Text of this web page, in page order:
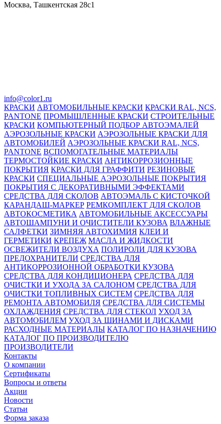
Москва, Ташкентская 28с1
info@color1.ru
КРАСКИ АВТОМОБИЛЬНЫЕ КРАСКИ КРАСКИ RAL, NCS,
PANTONE ПРОМЫШЛЕННЫЕ КРАСКИ СТРОИТЕЛЬНЫЕ
КРАСКИ КОМПЬЮТЕРНЫЙ ПОДБОР АВТОЭМАЛЕЙ
АЭРОЗОЛЬНЫЕ КРАСКИ АЭРОЗОЛЬНЫЕ КРАСКИ ДЛЯ
АВТОМОБИЛЕЙ АЭРОЗОЛЬНЫЕ КРАСКИ RAL, NCS,
PANTONE ВСПОМОГАТЕЛЬНЫЕ МАТЕРИАЛЫ
ТЕРМОСТОЙКИЕ КРАСКИ АНТИКОРРОЗИОННЫЕ
ПОКРЫТИЯ КРАСКИ ДЛЯ ГРАФФИТИ РЕЗИНОВЫЕ
КРАСКИ СПЕЦИАЛЬНЫЕ АЭРОЗОЛЬНЫЕ ПОКРЫТИЯ
ПОКРЫТИЯ С ДЕКОРАТИВНЫМИ ЭФФЕКТАМИ
СРЕДСТВА ДЛЯ СКОЛОВ АВТОЭМАЛЬ С КИСТОЧКОЙ
КАРАНДАШ-МАРКЕР РЕМКОМПЛЕКТ ДЛЯ СКОЛОВ
АВТОКОСМЕТИКА АВТОМОБИЛЬНЫЕ АКСЕССУАРЫ
АВТОШАМПУНИ И ОЧИСТИТЕЛИ КУЗОВА ВЛАЖНЫЕ
САЛФЕТКИ ЗИМНЯЯ АВТОХИМИЯ КЛЕИ И
ГЕРМЕТИКИ КРЕПЕЖ МАСЛА И ЖИДКОСТИ
ОСВЕЖИТЕЛИ ВОЗДУХА ПОЛИРОЛИ ДЛЯ КУЗОВА
ПРЕДОХРАНИТЕЛИ СРЕДСТВА ДЛЯ
АНТИКОРРОЗИОННОЙ ОБРАБОТКИ КУЗОВА
СРЕДСТВА ДЛЯ КОНДИЦИОНЕРА СРЕДСТВА ДЛЯ
ОЧИСТКИ И УХОДА ЗА САЛОНОМ СРЕДСТВА ДЛЯ
ОЧИСТКИ ТОПЛИВНЫХ СИСТЕМ СРЕДСТВА ДЛЯ
РЕМОНТА АВТОМОБИЛЯ СРЕДСТВА ДЛЯ СИСТЕМЫ
ОХЛАЖДЕНИЯ СРЕДСТВА ДЛЯ СТЕКОЛ УХОД ЗА
АВТОМОБИЛЕМ УХОД ЗА ШИНАМИ И ДИСКАМИ
РАСХОДНЫЕ МАТЕРИАЛЫ КАТАЛОГ ПО НАЗНАЧЕНИЮ
КАТАЛОГ ПО ПРОИЗВОДИТЕЛЮ
ПРОИЗВОДИТЕЛИ
Контакты
О компании
Сертификаты
Вопросы и ответы
Акции
Новости
Статьи
Форма заказа